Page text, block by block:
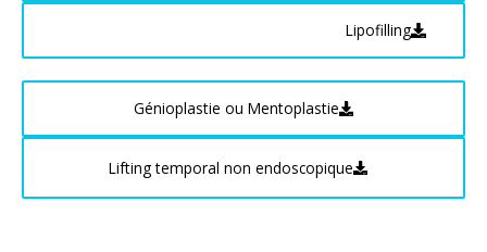
Lipofilling
Génioplastie ou Mentoplastie
Lifting temporal non endoscopique